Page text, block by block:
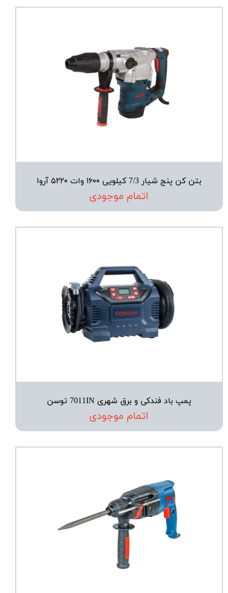
بتن کن پنج شیار 7/3 کیلویی ۱۶۰۰ وات ۵۲۲۰ آروا
اتمام موجودی
پمپ باد فندکی و برق شهری 7011IN توسن
اتمام موجودی